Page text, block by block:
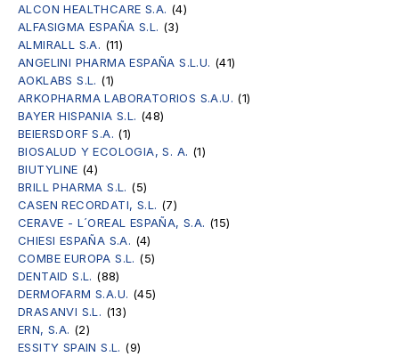
ALCON HEALTHCARE S.A. (4)
ALFASIGMA ESPAÑA S.L. (3)
ALMIRALL S.A. (11)
ANGELINI PHARMA ESPAÑA S.L.U. (41)
AOKLABS S.L. (1)
ARKOPHARMA LABORATORIOS S.A.U. (1)
BAYER HISPANIA S.L. (48)
BEIERSDORF S.A. (1)
BIOSALUD Y ECOLOGIA, S. A. (1)
BIUTYLINE (4)
BRILL PHARMA S.L. (5)
CASEN RECORDATI, S.L. (7)
CERAVE - L´OREAL ESPAÑA, S.A. (15)
CHIESI ESPAÑA S.A. (4)
COMBE EUROPA S.L. (5)
DENTAID S.L. (88)
DERMOFARM S.A.U. (45)
DRASANVI S.L. (13)
ERN, S.A. (2)
ESSITY SPAIN S.L. (9)